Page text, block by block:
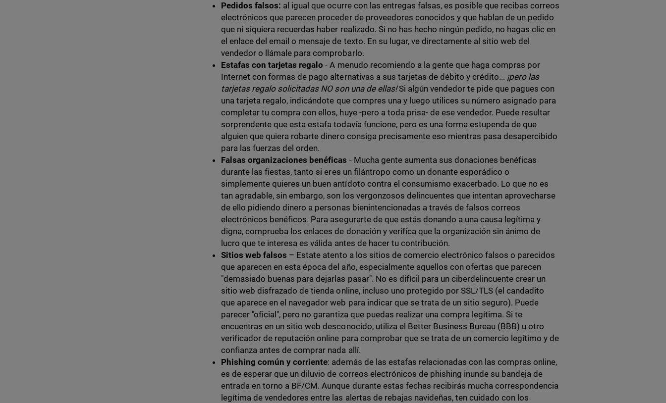
Pedidos falsos: al igual que ocurre con las entregas falsas, es posible que recibas correos
electrónicos que parecen proceder de proveedores conocidos y que hablan de un pedido
que ni siquiera recuerdas haber realizado. Si no has hecho ningún pedido, no hagas clic en
el enlace del email o mensaje de texto. En su lugar, ve directamente al sitio web del
vendedor o llámale para comprobarlo.
Estafas con tarjetas regalo - A menudo recomiendo a la gente que haga compras por
Internet con formas de pago alternativas a sus tarjetas de débito y crédito... ¡pero las
tarjetas regalo solicitadas NO son una de ellas!Si algún vendedor te pide que pagues con
una tarjeta regalo, indicándote que compres una y luego utilices su número asignado para
completar tu compra con ellos, huye -pero a toda prisa- de ese vendedor. Puede resultar
sorprendente que esta estafa todavía funcione, pero es una forma estupenda de que
alguien que quiera robarte dinero consiga precisamente eso mientras pasa desapercibido
para las fuerzas del orden.
Falsas organizaciones benéficas - Mucha gente aumenta sus donaciones benéficas
durante las fiestas, tanto si eres un filántropo como un donante esporádico o
simplemente quieres un buen antídoto contra el consumismo exacerbado. Lo que no es
tan agradable, sin embargo, son los vergonzosos delincuentes que intentan aprovecharse
de ello pidiendo dinero a personas bienintencionadas a través de falsos correos
electrónicos benéficos. Para asegurarte de que estás donando a una causa legítima y
digna, comprueba los enlaces de donación y verifica que la organización sin ánimo de
lucro que te interesa es válida antes de hacer tu contribución.
Sitios web falsos – Estate atento a los sitios de comercio electrónico falsos o parecidos
que aparecen en esta época del año, especialmente aquellos con ofertas que parecen
"demasiado buenas para dejarlas pasar". No es difícil para un ciberdelincuente crear un
sitio web disfrazado de tienda online, incluso uno protegido por SSL/TLS (el candadito
que aparece en el navegador web para indicar que se trata de un sitio seguro). Puede
parecer "oficial", pero no garantiza que puedas realizar una compra legítima. Si te
encuentras en un sitio web desconocido, utiliza el Better Business Bureau (BBB) u otro
verificador de reputación online para comprobar que se trata de un comercio legítimo y de
confianza antes de comprar nada allí.
Phishing común y corriente: además de las estafas relacionadas con las compras online,
es de esperar que un diluvio de correos electrónicos de phishing inunde su bandeja de
entrada en torno a BF/CM. Aunque durante estas fechas recibirás mucha correspondencia
legítima de vendedores entre las alertas de rebajas navideñas, ten cuidado con los